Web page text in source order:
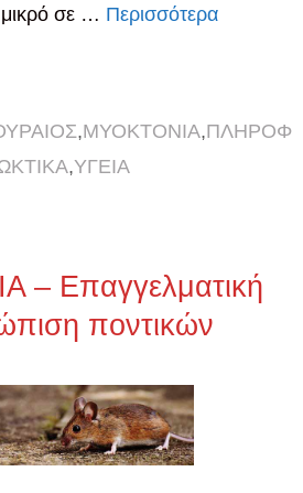
μικρό σε … Περισσότερα
,ΜΥΟΚΤΟΝΙΑ,ΠΛΗΡΟΦ
,ΥΓΕΙΑ
– Επαγγελματική
ποντικών